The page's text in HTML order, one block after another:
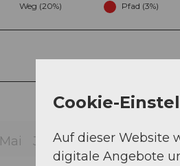
Weg (20%) Pfad (3%)
Mai Jun Jul Aug Sep
Cookie-
Auf dieser Website
digitale Angebote